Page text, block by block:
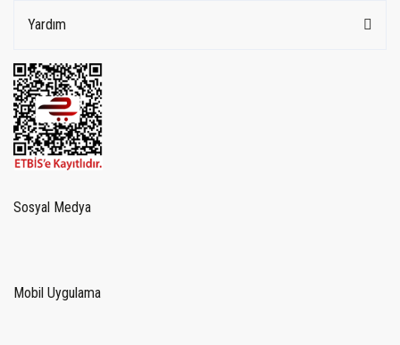
Yardım
Sosyal Medya
Mobil Uygulama